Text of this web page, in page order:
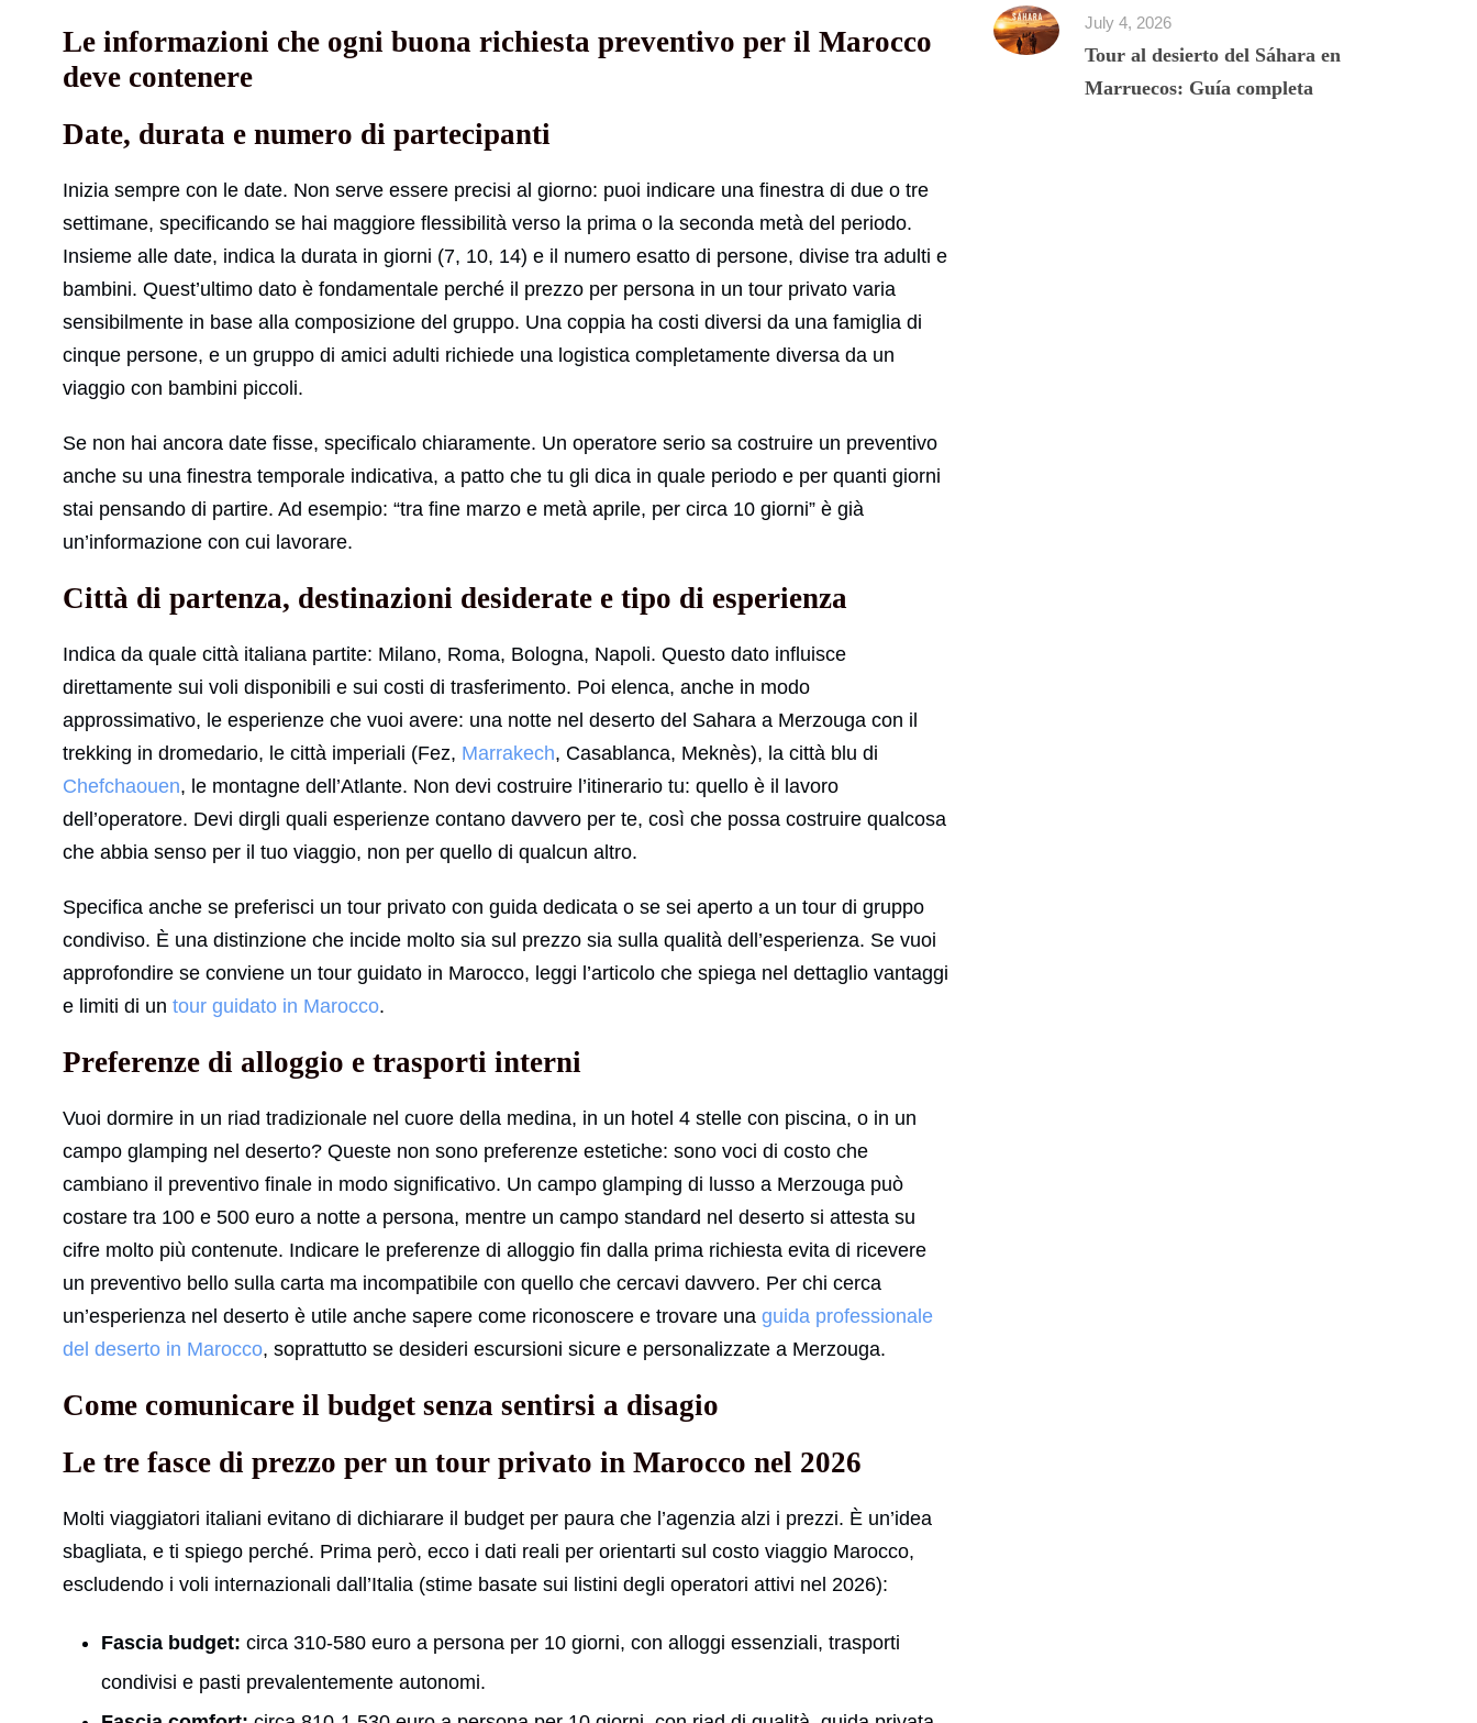
Le informazioni che ogni buona richiesta preventivo per il Marocco
deve contenere
Date, durata e numero di partecipanti
Inizia sempre con le date. Non serve essere precisi al giorno: puoi indicare una finestra di due o tre
settimane, specificando se hai maggiore flessibilità verso la prima o la seconda metà del periodo.
Insieme alle date, indica la durata in giorni (7, 10, 14) e il numero esatto di persone, divise tra adulti e
bambini. Quest’ultimo dato è fondamentale perché il prezzo per persona in un tour privato varia
sensibilmente in base alla composizione del gruppo. Una coppia ha costi diversi da una famiglia di
cinque persone, e un gruppo di amici adulti richiede una logistica completamente diversa da un
viaggio con bambini piccoli.
Se non hai ancora date fisse, specificalo chiaramente. Un operatore serio sa costruire un preventivo
anche su una finestra temporale indicativa, a patto che tu gli dica in quale periodo e per quanti giorni
stai pensando di partire. Ad esempio: “tra fine marzo e metà aprile, per circa 10 giorni” è già
un’informazione con cui lavorare.
Città di partenza, destinazioni desiderate e tipo di esperienza
Indica da quale città italiana partite: Milano, Roma, Bologna, Napoli. Questo dato influisce
direttamente sui voli disponibili e sui costi di trasferimento. Poi elenca, anche in modo
approssimativo, le esperienze che vuoi avere: una notte nel deserto del Sahara a Merzouga con il
trekking in dromedario, le città imperiali (Fez, Marrakech, Casablanca, Meknès), la città blu di
Chefchaouen, le montagne dell’Atlante. Non devi costruire l’itinerario tu: quello è il lavoro
dell’operatore. Devi dirgli quali esperienze contano davvero per te, così che possa costruire qualcosa
che abbia senso per il tuo viaggio, non per quello di qualcun altro.
Specifica anche se preferisci un tour privato con guida dedicata o se sei aperto a un tour di gruppo
condiviso. È una distinzione che incide molto sia sul prezzo sia sulla qualità dell’esperienza. Se vuoi
approfondire se conviene un tour guidato in Marocco, leggi l’articolo che spiega nel dettaglio vantaggi
e limiti di un tour guidato in Marocco.
Preferenze di alloggio e trasporti interni
Vuoi dormire in un riad tradizionale nel cuore della medina, in un hotel 4 stelle con piscina, o in un
campo glamping nel deserto? Queste non sono preferenze estetiche: sono voci di costo che
cambiano il preventivo finale in modo significativo. Un campo glamping di lusso a Merzouga può
costare tra 100 e 500 euro a notte a persona, mentre un campo standard nel deserto si attesta su
cifre molto più contenute. Indicare le preferenze di alloggio fin dalla prima richiesta evita di ricevere
un preventivo bello sulla carta ma incompatibile con quello che cercavi davvero. Per chi cerca
un’esperienza nel deserto è utile anche sapere come riconoscere e trovare una guida professionale
del deserto in Marocco, soprattutto se desideri escursioni sicure e personalizzate a Merzouga.
Come comunicare il budget senza sentirsi a disagio
Le tre fasce di prezzo per un tour privato in Marocco nel 2026
Molti viaggiatori italiani evitano di dichiarare il budget per paura che l’agenzia alzi i prezzi. È un’idea
sbagliata, e ti spiego perché. Prima però, ecco i dati reali per orientarti sul costo viaggio Marocco,
escludendo i voli internazionali dall’Italia (stime basate sui listini degli operatori attivi nel 2026):
Fascia budget: circa 310-580 euro a persona per 10 giorni, con alloggi essenziali, trasporti
condivisi e pasti prevalentemente autonomi.
July 4, 2026
Tour al desierto del Sáhara en
Marruecos: Guía completa